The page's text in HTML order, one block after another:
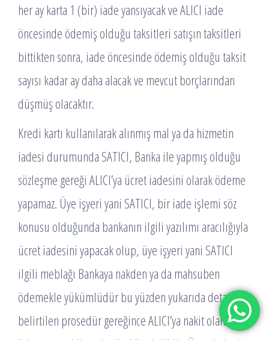
her ay karta 1 (bir) iade yansıyacak ve ALICI iade
öncesinde ödemiş olduğu taksitleri satışın taksitleri
bittikten sonra, iade öncesinde ödemiş olduğu taksit
sayısı kadar ay daha alacak ve mevcut borçlarından
düşmüş olacaktır.
Kredi kartı kullanılarak alınmış mal ya da hizmetin
iadesi durumunda SATICI, Banka ile yapmış olduğu
sözleşme gereği ALICI’ya ücret iadesini olarak ödeme
yapamaz. Üye işyeri yani SATICI, bir iade işlemi söz
konusu olduğunda bankanın ilgili yazılımı aracılığıyla
ücret iadesini yapacak olup, üye işyeri yani SATICI
ilgili meblağı Bankaya nakden ya da mahsuben
ödemekle yükümlüdür bu yüzden yukarıda detayları
belirtilen prosedür gereğince ALICI’ya nakit olarak